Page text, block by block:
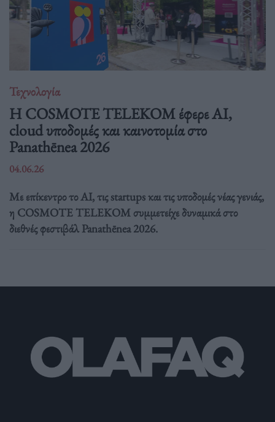
Τεχνολογία
Η COSMOTE TELEKOM έφερε AI,
cloud υποδομές και καινοτομία στο
Panathēnea 2026
04.06.26
Με επίκεντρο το AI, τις startups και τις υποδομές νέας γενιάς,
η COSMOTE TELEKOM συμμετείχε δυναμικά στο
διεθνές φεστιβάλ Panathēnea 2026.